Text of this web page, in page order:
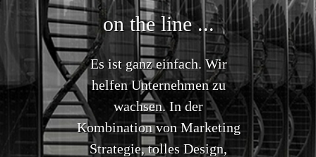
on the line ...
Es ist ganz einfach. Wir
helfen Unternehmen zu
wachsen. In der
Kombination von Marketing
Strategie, tolles Design,